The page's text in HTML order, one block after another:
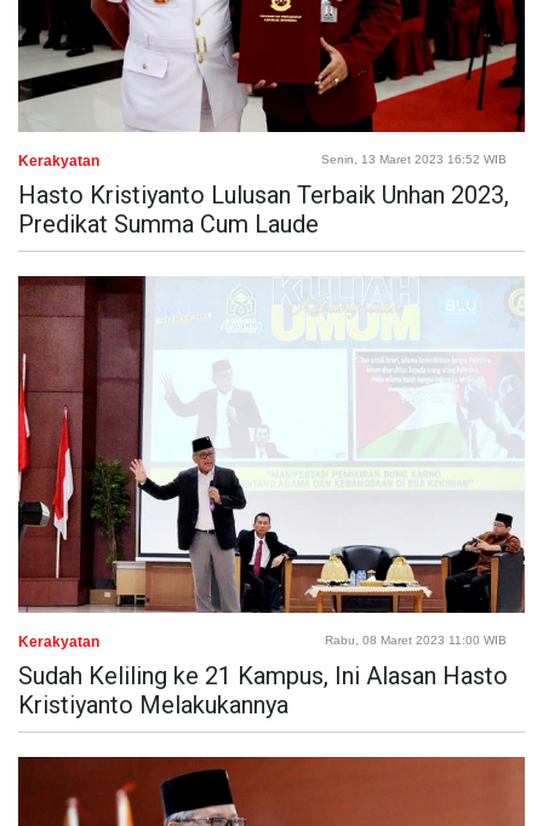
Kerakyatan Senin, 13 Maret 2023 16:52 WIB
Hasto Kristiyanto Lulusan Terbaik Unhan 2023,
Predikat Summa Cum Laude
Kerakyatan Rabu, 08 Maret 2023 11:00 WIB
Sudah Keliling ke 21 Kampus, Ini Alasan Hasto
Kristiyanto Melakukannya